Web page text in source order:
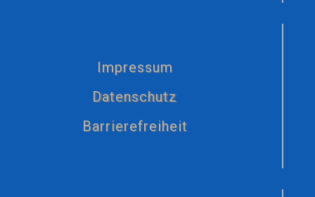
Impressum
Datenschutz
Barrierefreiheit